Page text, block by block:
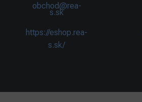
obchod@rea-
s.sk
https://eshop.rea-
s.sk/